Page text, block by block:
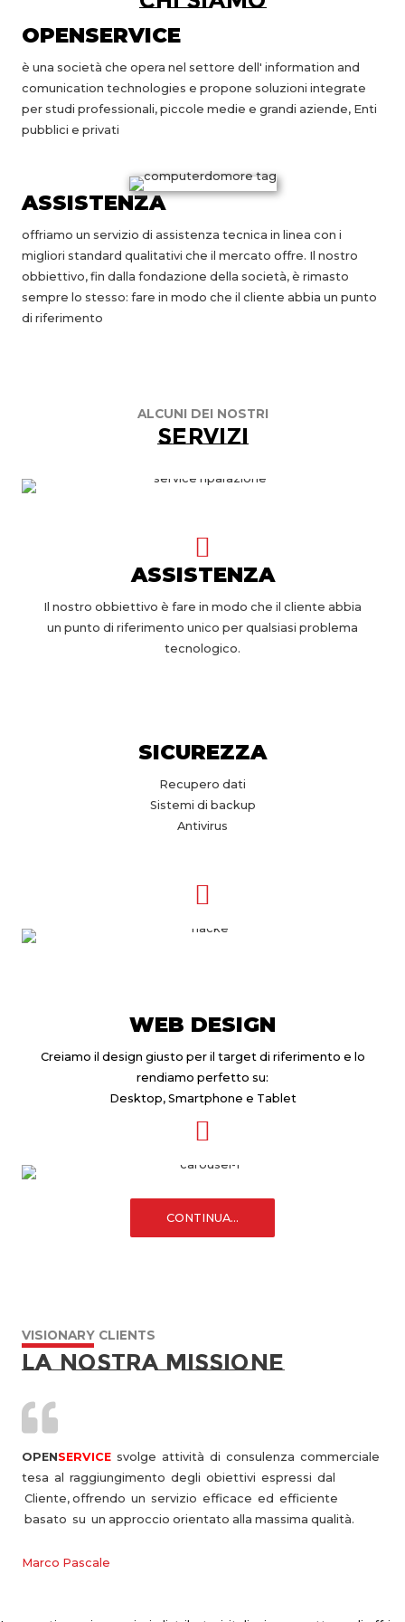
ASSISTENZA
offriamo un servizio di assistenza tecnica in linea con i
migliori standard qualitativi che il mercato offre. Il nostro
obbiettivo, fin dalla fondazione della società, è rimasto
sempre lo stesso: fare in modo che il cliente abbia un punto
di riferimento
OPENSERVICE
è una società che opera nel settore dell' information and
comunication technologies e propone soluzioni integrate
per studi professionali, piccole medie e grandi aziende, Enti
pubblici e privati
ALCUNI DEI NOSTRI
ServiZI
SICUREZZA
Recupero dati
Sistemi di backup
Antivirus
WEB DESIGN
Creiamo il design giusto per il target di riferimento e lo
rendiamo perfetto su:
Desktop, Smartphone e Tablet
ASSISTENZA
Il nostro obbiettivo è fare in modo che il cliente abbia
un punto di riferimento unico per qualsiasi problema
tecnologico.
CONTINUA...
VISIONARY CLIENTS​
la nostra missione
OPENSERVICE svolge attività di consulenza commerciale
tesa al raggiungimento degli obiettivi espressi dal
Cliente, offrendo un servizio efficace ed efficiente
basato su un approccio orientato alla massima qualità.
Marco Pascale